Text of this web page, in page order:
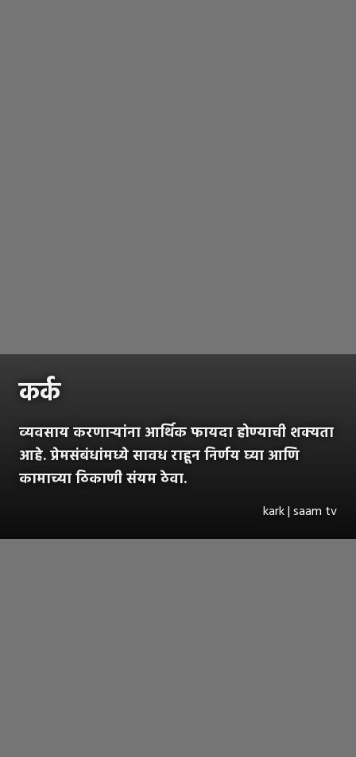
कर्क
व्यवसाय करणाऱ्यांना आर्थिक फायदा होण्याची शक्यता
आहे. प्रेमसंबंधांमध्ये सावध राहून निर्णय घ्या आणि
कामाच्या ठिकाणी संयम ठेवा.
kark | saam tv